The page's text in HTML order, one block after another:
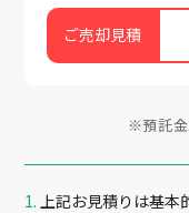
ご売却見積
※預託
上記お見積りは基本